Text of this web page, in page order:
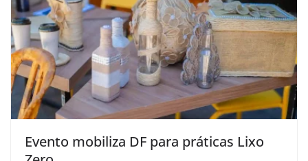
Evento mobiliza DF para práticas Lixo